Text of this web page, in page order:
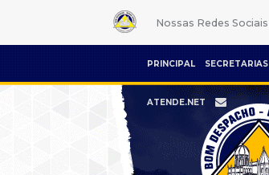
Nossas Redes Sociais
PRINCIPAL SECRETARIAS
ATENDE.NET